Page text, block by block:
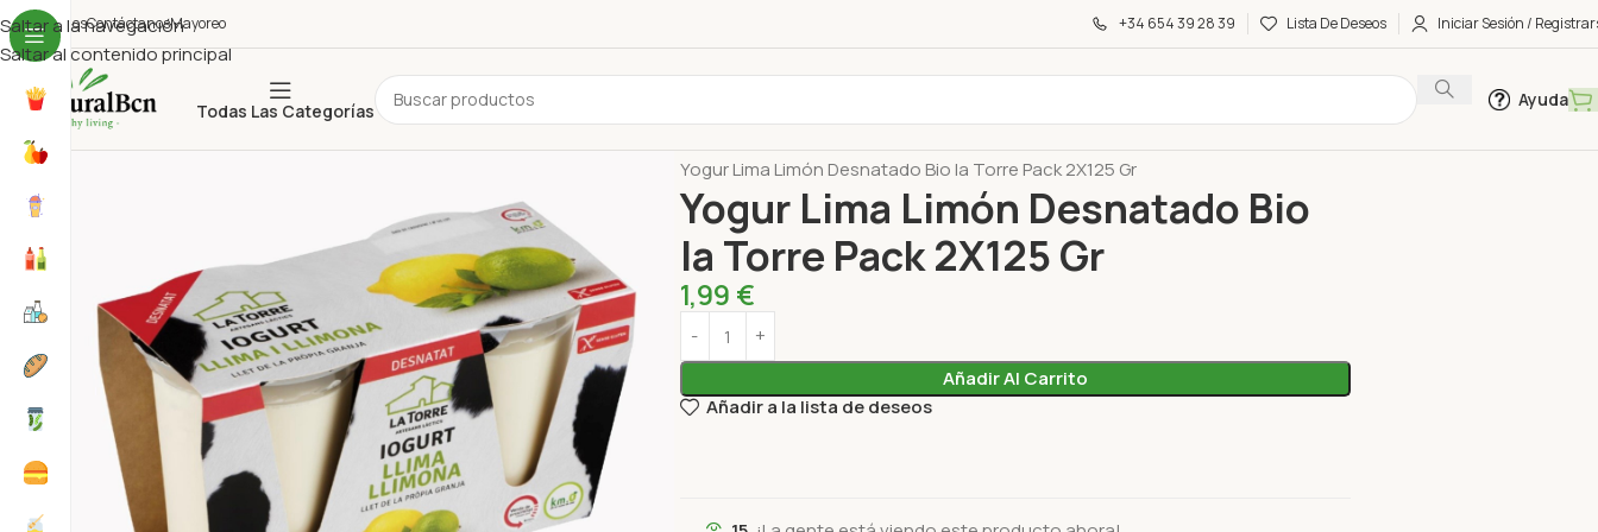
Saltar a la navegación
Saltar al contenido principal
SomosContáctanosMayoreo +34 654 39 28 39 Lista De Deseos Iniciar Sesión /
Todas Las Categorías
Ayuda
Yogur Lima Limón Desnatado Bio la Torre Pack 2X125 Gr
Yogur Lima Limón Desnatado Bio
la Torre Pack 2X125 Gr
1,99 €
Añadir Al Carrito
Añadir a la lista de deseos